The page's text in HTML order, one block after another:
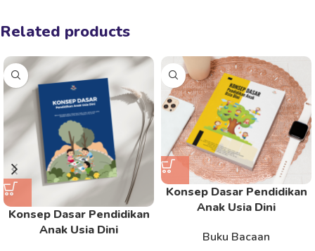
Related products
Konsep Dasar Pendidikan
Anak Usia Dini
Konsep Dasar Pendidikan
Anak Usia Dini
Buku Bacaan